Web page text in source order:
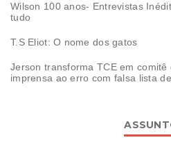
Wilson 100 anos- Entrevistas
tudo
T.S Eliot: O nome dos gatos
Jerson transforma TCE em
imprensa ao erro com falsa lista